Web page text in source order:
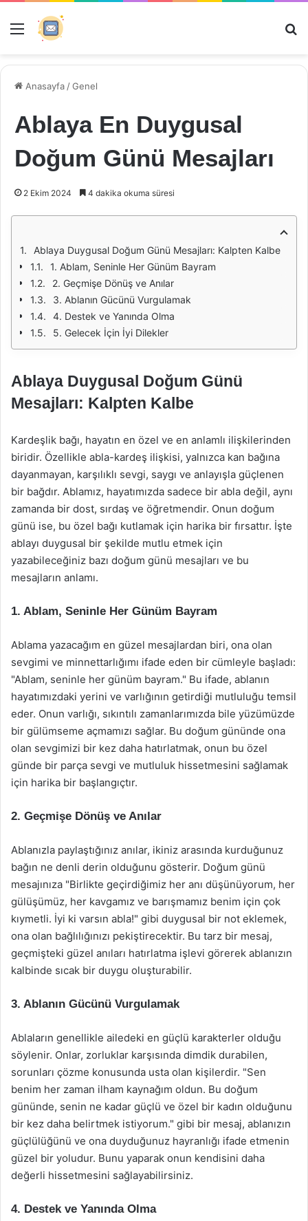
Menü
Anasayfa /Genel
Ablaya En Duygusal
Doğum Günü Mesajları
2 Ekim 2024 4 dakika okuma süresi
Ablaya Duygusal Doğum Günü Mesajları: Kalpten Kalbe
1. Ablam, Seninle Her Günüm Bayram
2. Geçmişe Dönüş ve Anılar
3. Ablanın Gücünü Vurgulamak
4. Destek ve Yanında Olma
5. Gelecek İçin İyi Dilekler
Ablaya Duygusal Doğum Günü
Mesajları: Kalpten Kalbe
Kardeşlik bağı, hayatın en özel ve en anlamlı ilişkilerinden
biridir. Özellikle abla-kardeş ilişkisi, yalnızca kan bağına
dayanmayan, karşılıklı sevgi, saygı ve anlayışla güçlenen
bir bağdır. Ablamız, hayatımızda sadece bir abla değil, aynı
zamanda bir dost, sırdaş ve öğretmendir. Onun doğum
günü ise, bu özel bağı kutlamak için harika bir fırsattır. İşte
ablayı duygusal bir şekilde mutlu etmek için
yazabileceğiniz bazı doğum günü mesajları ve bu
mesajların anlamı.
1. Ablam, Seninle Her Günüm Bayram
Ablama yazacağım en güzel mesajlardan biri, ona olan
sevgimi ve minnettarlığımı ifade eden bir cümleyle başladı:
"Ablam, seninle her günüm bayram." Bu ifade, ablanın
hayatımızdaki yerini ve varlığının getirdiği mutluluğu temsil
eder. Onun varlığı, sıkıntılı zamanlarımızda bile yüzümüzde
bir gülümseme açmamızı sağlar. Bu doğum gününde ona
olan sevgimizi bir kez daha hatırlatmak, onun bu özel
günde bir parça sevgi ve mutluluk hissetmesini sağlamak
için harika bir başlangıçtır.
2. Geçmişe Dönüş ve Anılar
Ablanızla paylaştığınız anılar, ikiniz arasında kurduğunuz
bağın ne denli derin olduğunu gösterir. Doğum günü
mesajınıza "Birlikte geçirdiğimiz her anı düşünüyorum, her
gülüşümüz, her kavgamız ve barışmamız benim için çok
kıymetli. İyi ki varsın abla!" gibi duygusal bir not eklemek,
ona olan bağlılığınızı pekiştirecektir. Bu tarz bir mesaj,
geçmişteki güzel anıları hatırlatma işlevi görerek ablanızın
kalbinde sıcak bir duygu oluşturabilir.
3. Ablanın Gücünü Vurgulamak
Ablaların genellikle ailedeki en güçlü karakterler olduğu
söylenir. Onlar, zorluklar karşısında dimdik durabilen,
sorunları çözme konusunda usta olan kişilerdir. "Sen
benim her zaman ilham kaynağım oldun. Bu doğum
gününde, senin ne kadar güçlü ve özel bir kadın olduğunu
bir kez daha belirtmek istiyorum." gibi bir mesaj, ablanızın
güçlülüğünü ve ona duyduğunuz hayranlığı ifade etmenin
güzel bir yoludur. Bunu yaparak onun kendisini daha
değerli hissetmesini sağlayabilirsiniz.
4. Destek ve Yanında Olma